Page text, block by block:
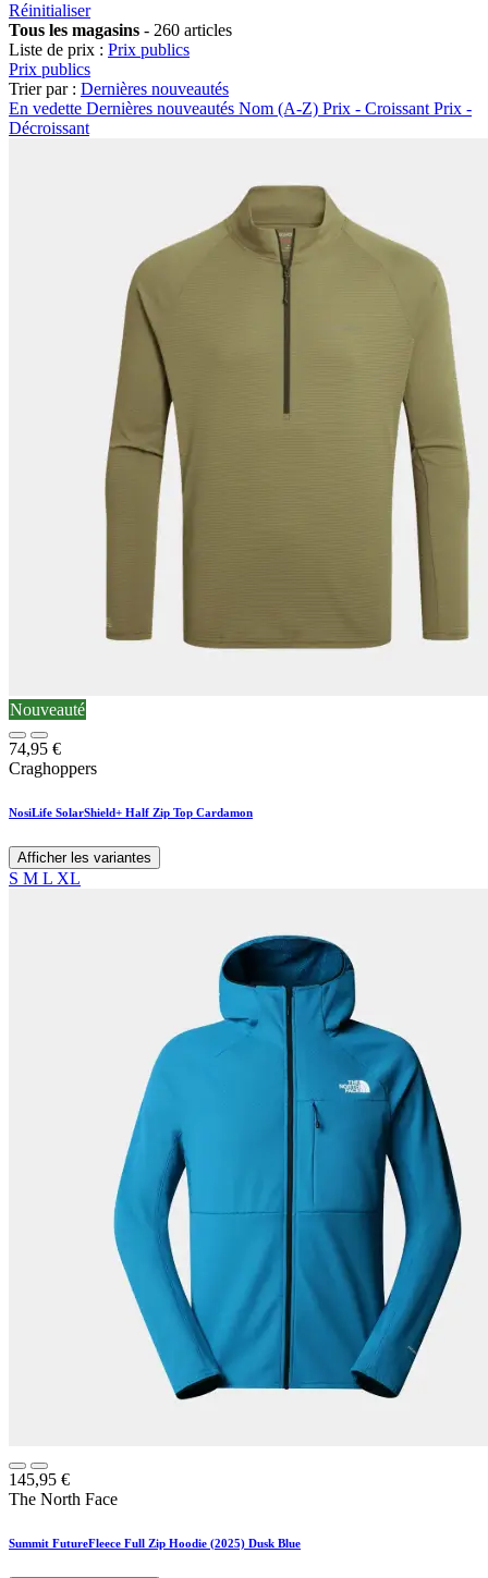
Réinitialiser
Tous les magasins - 260 articles
Liste de prix : Prix publics
Prix publics
Trier par : Dernières nouveautés
En vedette Dernières nouveautés Nom (A-Z) Prix - Croissant Prix -
Décroissant
Nouveauté
74,95 €
Craghoppers
NosiLife SolarShield+ Half Zip Top Cardamon
Afficher les variantes
S M L XL
145,95 €
The North Face
Summit FutureFleece Full Zip Hoodie (2025) Dusk Blue